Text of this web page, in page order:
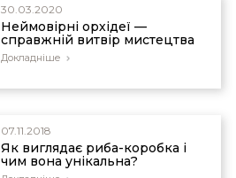
30.03.2020
Неймовірні орхідеї —
справжній витвір мистецтва
Докладніше
07.11.2018
Як виглядає риба-коробка і
чим вона унікальна?